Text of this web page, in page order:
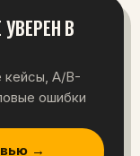
В
кейсы, A/B-
ошибки
→